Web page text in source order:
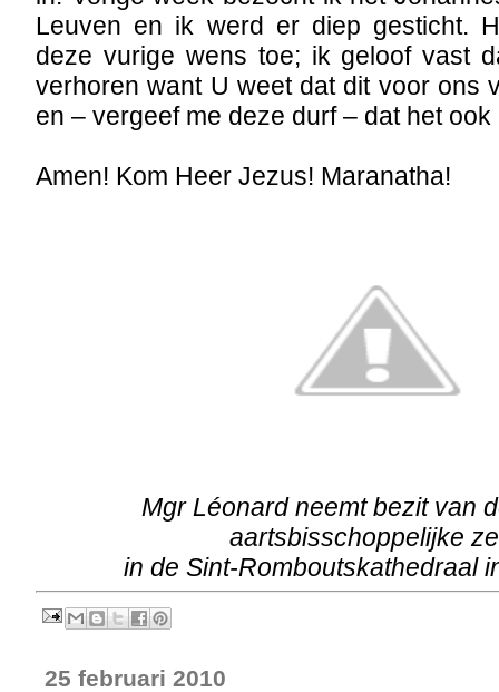
Leuven en ik werd er diep gesticht.
deze vurige wens toe; ik geloof vast
verhoren want U weet dat dit voor ons
en – vergeef me deze durf – dat het
Amen! Kom Heer Jezus! Maranatha!
Mgr Léonard neemt bezit van
aartsbisschoppelijke
in de Sint-Romboutskathedraal
25 februari 2010